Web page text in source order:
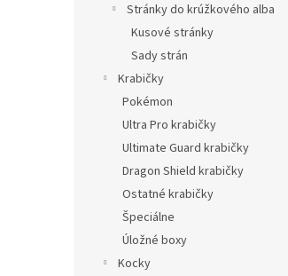
Stránky do krúžkového alba
Kusové stránky
Sady strán
Krabičky
Pokémon
Ultra Pro krabičky
Ultimate Guard krabičky
Dragon Shield krabičky
Ostatné krabičky
Špeciálne
Úložné boxy
Kocky